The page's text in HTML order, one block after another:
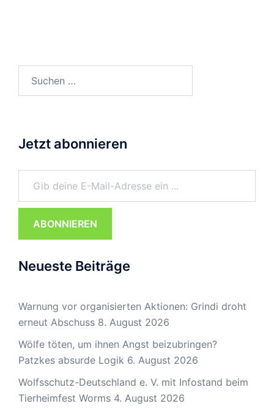
Jetzt abonnieren
Gib deine E-Mail-Adresse ein ...
ABONNIEREN
Neueste Beiträge
Warnung vor organisierten Aktionen: Grindi droht
erneut Abschuss 8. August 2026
Wölfe töten, um ihnen Angst beizubringen?
Patzkes absurde Logik 6. August 2026
Wolfsschutz-Deutschland e. V. mit Infostand beim
Tierheimfest Worms 4. August 2026